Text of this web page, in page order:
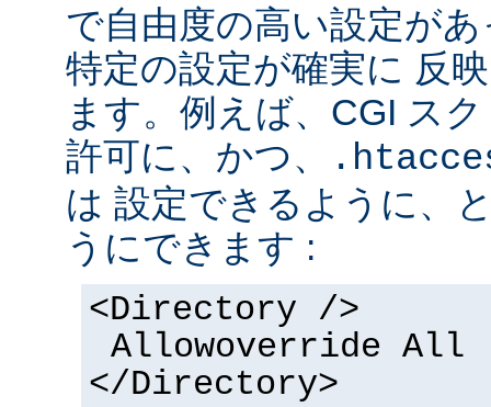
で自由度の高い設定が
特定の設定が確実に 反
ます。例えば、CGI ス
許可に、かつ、
は 設定できるように、
うにできます :
<Directory />
Allowoverride All
</Directory>